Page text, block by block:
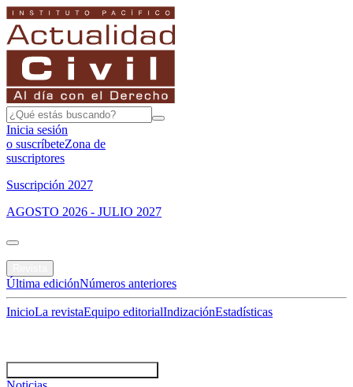
Inicia sesión
o suscríbeteZona de
suscriptores
Suscripción 2027
AGOSTO 2026 - JULIO 2027
Última ediciónNúmeros anteriores
InicioLa revistaEquipo editorialIndizaciónEstadísticas